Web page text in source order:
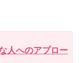
人へのアプロー